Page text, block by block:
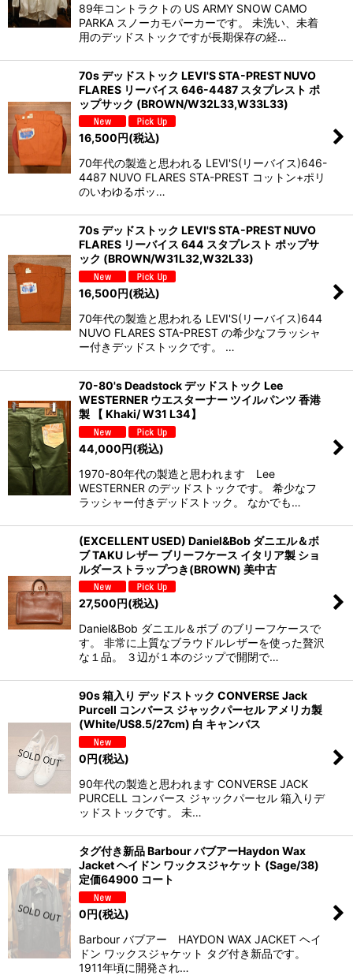
89年コントラクトの US ARMY SNOW CAMO
PARKA スノーカモパーカーです。 未洗い、未着
用のデッドストックですが長期保存の経…
70s デッドストック LEVI'S STA-PREST NUVO
FLARES リーバイス 646-4487 スタプレスト ポ
ップサック (BROWN/W32L33,W33L33)
16,500円(税込)
70年代の製造と思われる LEVI'S(リーバイス)646-
4487 NUVO FLARES STA-PREST コットン+ポリ
のいわゆるポッ…
70s デッドストック LEVI'S STA-PREST NUVO
FLARES リーバイス 644 スタプレスト ポップサ
ック (BROWN/W31L32,W32L33)
16,500円(税込)
70年代の製造と思われる LEVI'S(リーバイス)644
NUVO FLARES STA-PREST の希少なフラッシャ
ー付きデッドストックです。 …
70-80's Deadstock デッドストック Lee
WESTERNER ウエスターナー ツイルパンツ 香港
製 【 Khaki/ W31 L34】
44,000円(税込)
1970-80年代の製造と思われます Lee
WESTERNER のデッドストックです。 希少なフ
ラッシャー付きデッドストック。 なかでも…
(EXCELLENT USED) Daniel&Bob ダニエル＆ボ
ブ TAKU レザー ブリーフケース イタリア製 ショ
ルダーストラップつき(BROWN) 美中古
27,500円(税込)
Daniel&Bob ダニエル＆ボブ のブリーフケースで
す。 非常に上質なブラウドルレザーを使った贅沢
な１品。 ３辺が１本のジップで開閉で…
90s 箱入り デッドストック CONVERSE Jack
Purcell コンバース ジャックパーセル アメリカ製
(White/US8.5/27cm) 白 キャンバス
0円(税込)
90年代の製造と思われます CONVERSE JACK
PURCELL コンバース ジャックパーセル 箱入りデ
ッドストックです。 未…
タグ付き新品 Barbour バブアーHaydon Wax
Jacket ヘイドン ワックスジャケット (Sage/38)
定価64900 コート
0円(税込)
Barbour バブアー HAYDON WAX JACKET ヘイ
ドン ワックスジャケット タグ付き新品です。
1911年頃に開発され…